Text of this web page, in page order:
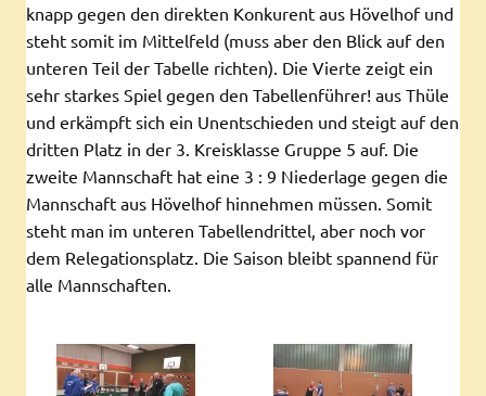
knapp gegen den direkten Konkurent aus Hövelhof und
steht somit im Mittelfeld (muss aber den Blick auf den
unteren Teil der Tabelle richten). Die Vierte zeigt ein
sehr starkes Spiel gegen den Tabellenführer! aus Thüle
und erkämpft sich ein Unentschieden und steigt auf den
dritten Platz in der 3. Kreisklasse Gruppe 5 auf. Die
zweite Mannschaft hat eine 3 : 9 Niederlage gegen die
Mannschaft aus Hövelhof hinnehmen müssen. Somit
steht man im unteren Tabellendrittel, aber noch vor
dem Relegationsplatz. Die Saison bleibt spannend für
alle Mannschaften.